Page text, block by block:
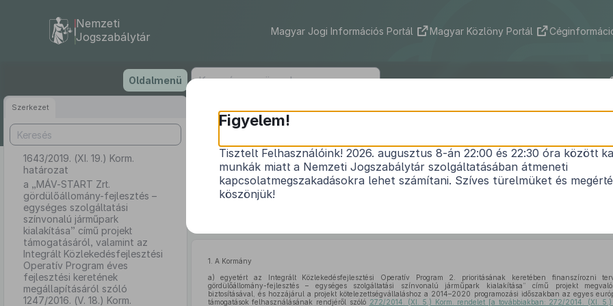
tartalomra
Nemzeti
Jogszabálytár
Magyar Jogi Információs Portál Magyar Közlöny Portál
Oldalmenü
Szerkezet
1643/2019. (XI. 19.) Korm.
határozat
a „MÁV-START Zrt.
gördülőállomány-fejlesztés –
egységes szolgáltatási
színvonalú járműpark
kialakítása” című projekt
támogatásáról, valamint az
Integrált Közlekedésfejlesztési
Operatív Program éves
fejlesztési keretének
megállapításáról szóló
1247/2016. (V. 18.) Korm.
1643/2019. (XI. 19.) Korm. határozat
a „MÁV-START Zrt. gördülőállomány-fejlesztés – egységes
színvonalú járműpark kialakítása” című projekt támogatásáról,
Integrált Közlekedésfejlesztési Operatív Program éves
megállapításáról szóló
1. A Kormány
a) egyetért az Integrált Közlekedésfejlesztési Operatív Program 2. prioritásának keretében finanszírozni
gördülőállomány-fejlesztés – egységes szolgáltatási színvonalú járműpark kialakítása” című projekt
biztosításával, és hozzájárul a projekt kötelezettségvállaláshoz a 2014–2020 programozási időszakban az egyes
támogatások felhasználásának rendjéről szóló 272/2014. (XI. 5.) Korm. rendelet [a továbbiakban: 272/2014. (XI.
Figyelem!
Tisztelt Felhasználóink! 2026. augusztus 8-án 22:00 és 22:30 óra között
munkák miatt a Nemzeti Jogszabálytár szolgáltatásában átmeneti
kapcsolatmegszakadásokra lehet számítani. Szíves türelmüket és
köszönjük!